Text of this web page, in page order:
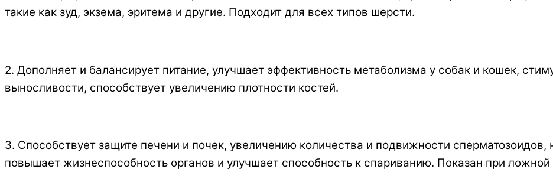
такие как зуд, экзема, эритема и другие. Подходит для всех типов шерсти.
2. Дополняет и балансирует питание, улучшает эффективность метаболизма у собак и кошек,
выносливости, способствует увеличению плотности костей.
3. Способствует защите печени и почек, увеличению количества и подвижности
повышает жизнеспособность органов и улучшает способность к спариванию. Показан при